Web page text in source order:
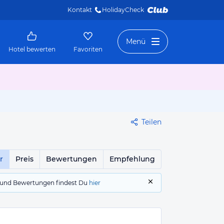
Kontakt HolidayCheck
Hotel bewerten Favoriten
Menü
Teilen
Preis Bewertungen Empfehlung
Bewertungen findest Du hier